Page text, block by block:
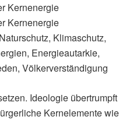
Kernenergie
Kernenergie
Klimaschutz,
Energieautarkie,
Völkerverständigung
Ideologie übertrumpft
Kernelemente wie